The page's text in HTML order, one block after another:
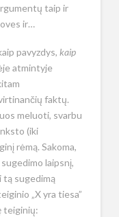
taip ir
ir…
pavyzdys, kaip
atmintyje
faktų.
meluoti, svarbu
(iki
rėmą. Sakoma,
laipsnį,
sugedimą
„X yra tiesa”
teiginių: